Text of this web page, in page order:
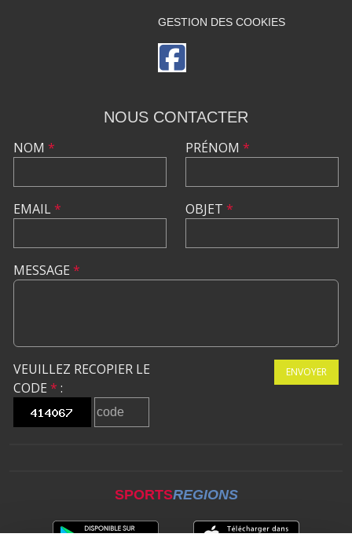
GESTION DES COOKIES
NOUS CONTACTER
NOM *
EMAIL*
PRÉNOM *
OBJET *
MESSAGE *
VEUILLEZ RECOPIER LE
CODE * :
ENVOYER
SPORTSREGIONS